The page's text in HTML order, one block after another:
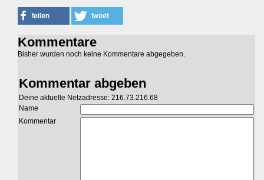
Kommentare
Bisher wurden noch keine Kommentare abgegeben.
Kommentar abgeben
Deine aktuelle Netzadresse: 216.73.216.68
Name
Kommentar